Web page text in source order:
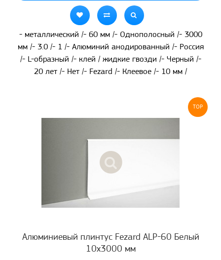
- металлический /- 60 мм /- Однополосный /- 3000
мм /- 3.0 /- 1 /- Алюминий анодированный /- Россия
/- L-образный /- клей / жидкие гвозди /- Черный /-
20 лет /- Нет /- Fezard /- Клеевое /- 10 мм /
TOP
Алюминиевый плинтус Fezard ALP-60 Белый
10х3000 мм